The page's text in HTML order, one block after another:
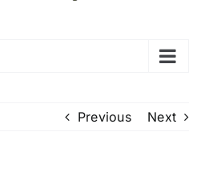
Previous Next